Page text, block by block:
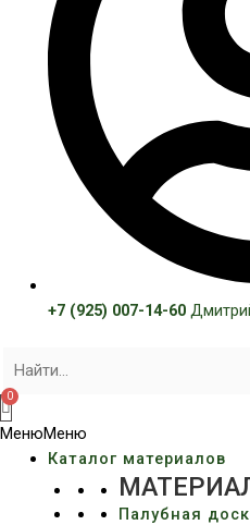
+7 (925) 007-14-60
МенюМеню
Каталог материалов
Палубная